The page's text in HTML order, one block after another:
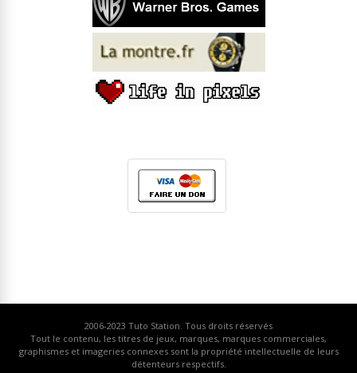
2006-2023 Tuto Station. Tous droits réservés
Tout le contenu, les titres de jeux, marques, marques commerciales,
graphismes et imageries connexes sont la propriété intellectuelle de leurs
détenteurs respectifs.